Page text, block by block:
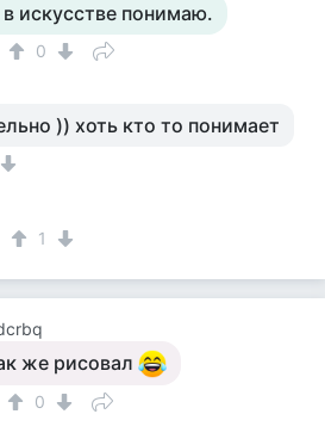
искусстве понимаю.
0
)) хоть кто то понимает
1
же рисовал
0